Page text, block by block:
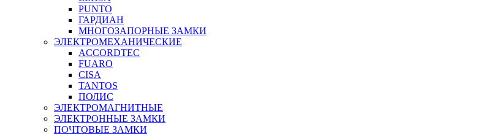
PUNTO
ГАРДИАН
МНОГОЗАПОРНЫЕ ЗАМКИ
ЭЛЕКТРОМЕХАНИЧЕСКИЕ
ACCORDTEC
FUARO
CISA
TANTOS
ПОЛИС
ЭЛЕКТРОМАГНИТНЫЕ
ЭЛЕКТРОННЫЕ ЗАМКИ
ПОЧТОВЫЕ ЗАМКИ